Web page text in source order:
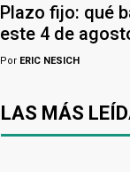
Plazo fijo: qué
este 4 de
Por ERIC NESICH
LAS MÁS